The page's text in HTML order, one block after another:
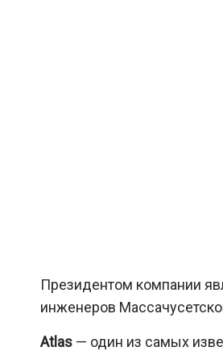
Президентом компании
инженеров
Atlas — один из самых